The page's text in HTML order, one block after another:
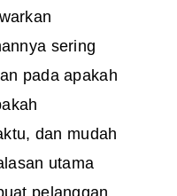
sering
pada apakah
dan mudah
utama
pelanggan